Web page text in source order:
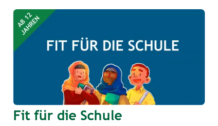
Fit für die Schule